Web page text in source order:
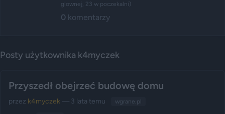
glownej, 23 w poczekalni)
0 komentarzy
Posty użytkownika k4myczek
Przyszedł obejrzeć budowę domu
przez k4myczek— 3 lata temu wgrane.pl